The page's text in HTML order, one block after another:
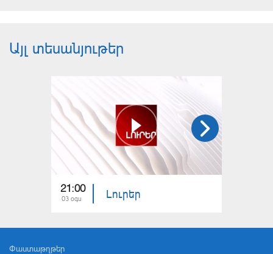
Այլ տեսանյութեր
21:00
03 օգս Լուրեր
Փաստաթղթեր